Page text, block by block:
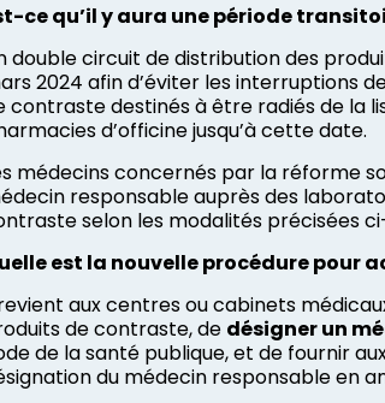
ce qu’il y aura une période
double circuit de distribution des
2024 afin d’éviter les interruptions
contraste destinés à être radiés de la
d’officine jusqu’à cette date.
médecins concernés par la réforme
responsable auprès des
selon les modalités précisées
est la nouvelle procédure pour
aux centres ou cabinets
de contraste, de désigner un
de la santé publique, et de fournir
du médecin responsable en